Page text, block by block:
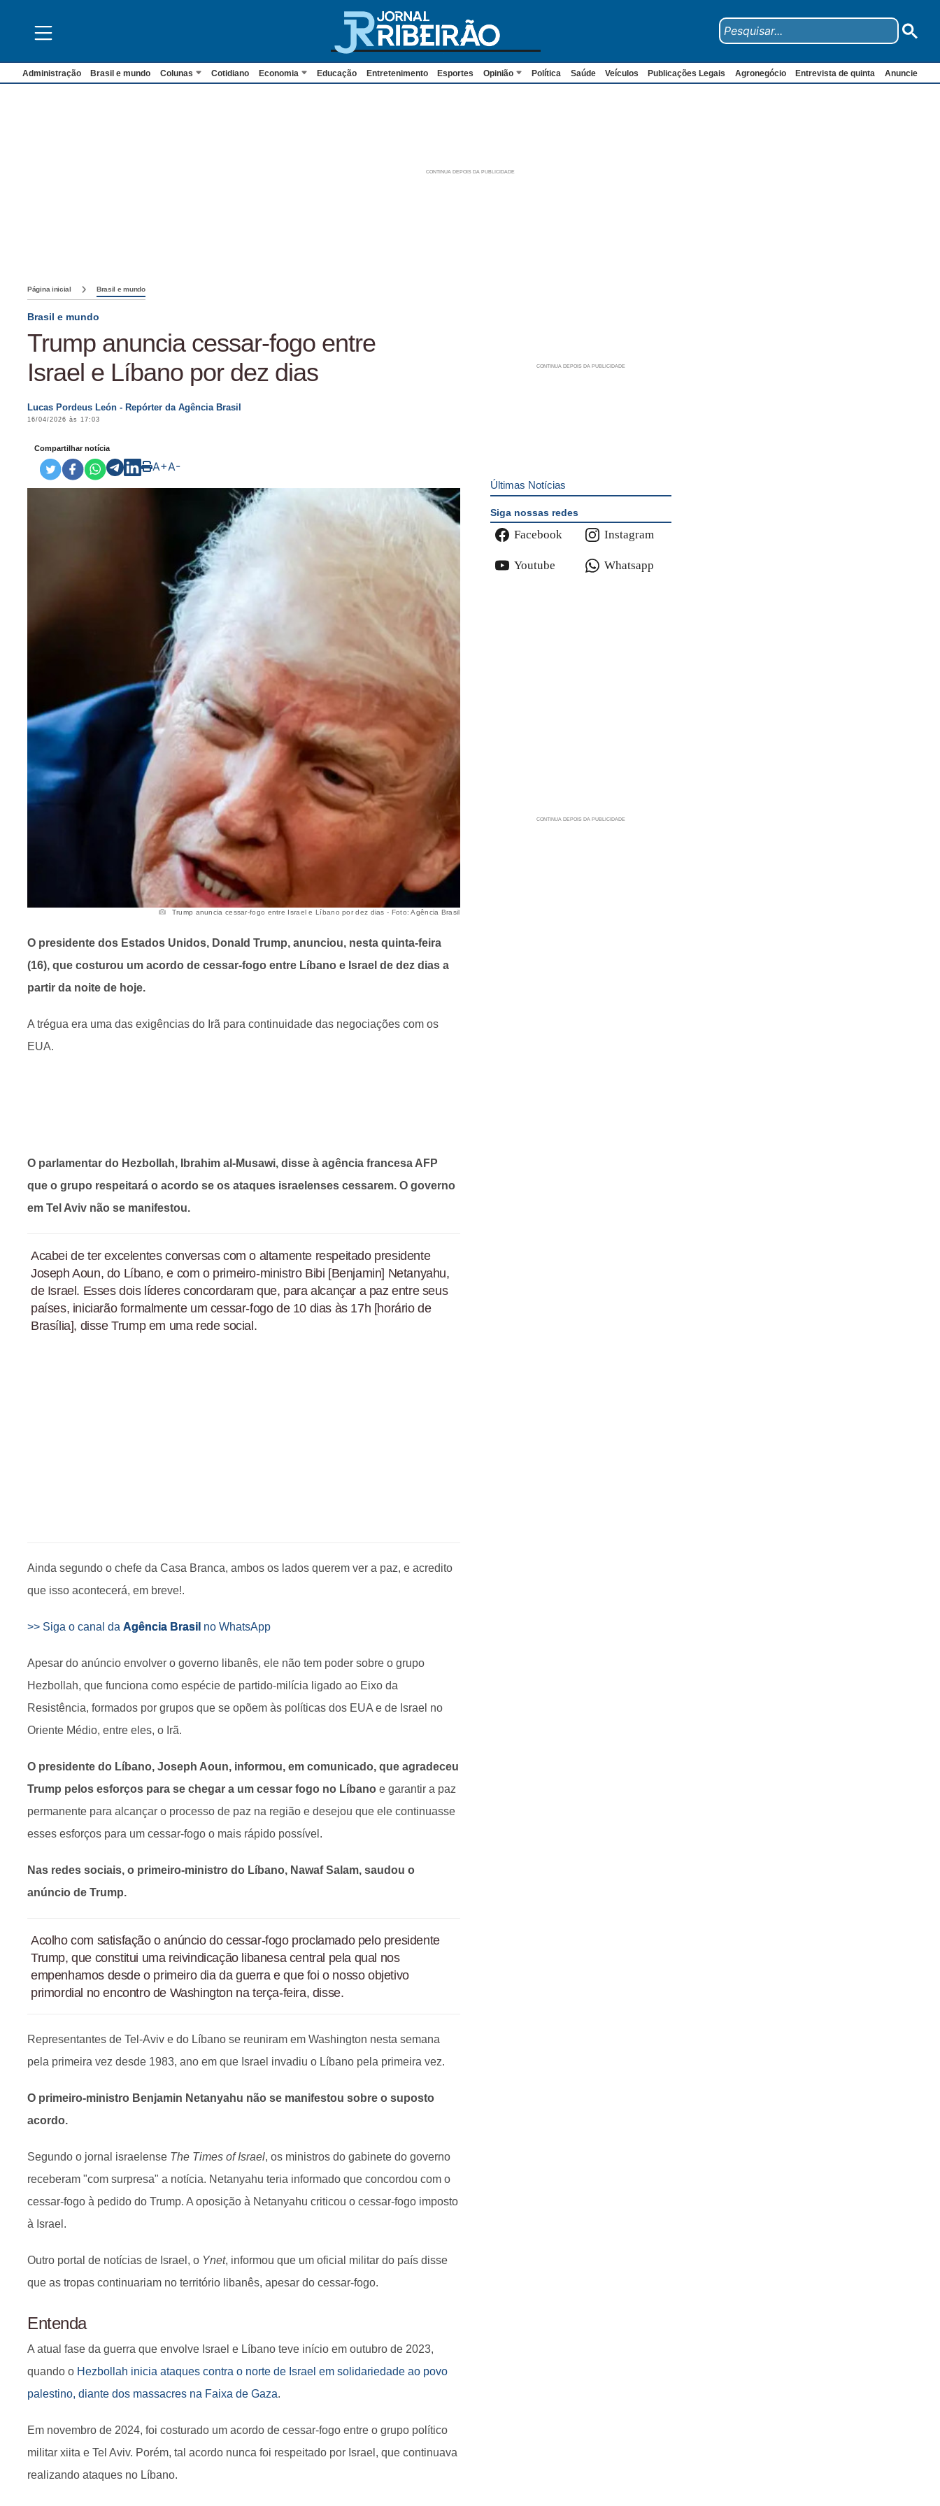
Administração Brasil e mundo Colunas Cotidiano Economia Educação Entretenimento Esportes Opinião Política Saúde Veículos Publicações Legais Agronegócio Entrevista de quinta Anuncie
Página inicial Brasil e mundo
Brasil e mundo
Trump anuncia cessar-fogo entre
Israel e Líbano por dez dias
Lucas Pordeus León - Repórter da Agência Brasil
16/04/2026 às 17:03
Compartilhar notícia
A+A-
Trump anuncia cessar-fogo entre Israel e Líbano por dez dias - Foto: Agência Brasil
O presidente dos Estados Unidos, Donald Trump, anunciou, nesta quinta-feira
(16), que costurou um acordo de cessar-fogo entre Líbano e Israel de dez dias a
partir da noite de hoje.
A trégua era uma das exigências do Irã para continuidade das negociações com os
EUA.
O parlamentar do Hezbollah, Ibrahim al-Musawi, disse à agência francesa AFP
que o grupo respeitará o acordo se os ataques israelenses cessarem. O governo
em Tel Aviv não se manifestou.
Acabei de ter excelentes conversas com o altamente respeitado presidente
Joseph Aoun, do Líbano, e com o primeiro-ministro Bibi [Benjamin] Netanyahu,
de Israel. Esses dois líderes concordaram que, para alcançar a paz entre seus
países, iniciarão formalmente um cessar-fogo de 10 dias às 17h [horário de
Brasília], disse Trump em uma rede social.
Ainda segundo o chefe da Casa Branca, ambos os lados querem ver a paz, e acredito
que isso acontecerá, em breve!.
>> Siga o canal da Agência Brasil no WhatsApp
Apesar do anúncio envolver o governo libanês, ele não tem poder sobre o grupo
Hezbollah, que funciona como espécie de partido-milícia ligado ao Eixo da
Resistência, formados por grupos que se opõem às políticas dos EUA e de Israel no
Oriente Médio, entre eles, o Irã.
O presidente do Líbano, Joseph Aoun, informou, em comunicado, que agradeceu
Trump pelos esforços para se chegar a um cessar fogo no Líbano e garantir a paz
permanente para alcançar o processo de paz na região e desejou que ele continuasse
esses esforços para um cessar-fogo o mais rápido possível.
Nas redes sociais, o primeiro-ministro do Líbano, Nawaf Salam, saudou o
anúncio de Trump.
Acolho com satisfação o anúncio do cessar-fogo proclamado pelo presidente
Trump, que constitui uma reivindicação libanesa central pela qual nos
empenhamos desde o primeiro dia da guerra e que foi o nosso objetivo
primordial no encontro de Washington na terça-feira, disse.
Representantes de Tel-Aviv e do Líbano se reuniram em Washington nesta semana
pela primeira vez desde 1983, ano em que Israel invadiu o Líbano pela primeira vez.
O primeiro-ministro Benjamin Netanyahu não se manifestou sobre o suposto
acordo.
Segundo o jornal israelense The Times of Israel, os ministros do gabinete do governo
receberam "com surpresa" a notícia. Netanyahu teria informado que concordou com o
cessar-fogo à pedido do Trump. A oposição à Netanyahu criticou o cessar-fogo imposto
à Israel.
Outro portal de notícias de Israel, o Ynet, informou que um oficial militar do país disse
que as tropas continuariam no território libanês, apesar do cessar-fogo.
Entenda
A atual fase da guerra que envolve Israel e Líbano teve início em outubro de 2023,
quando o Hezbollah inicia ataques contra o norte de Israel em solidariedade ao povo
palestino, diante dos massacres na Faixa de Gaza.
Em novembro de 2024, foi costurado um acordo de cessar-fogo entre o grupo político
militar xiita e Tel Aviv. Porém, tal acordo nunca foi respeitado por Israel, que continuava
realizando ataques no Líbano.
Últimas Notícias
Siga nossas redes
Facebook Instagram
Youtube Whatsapp